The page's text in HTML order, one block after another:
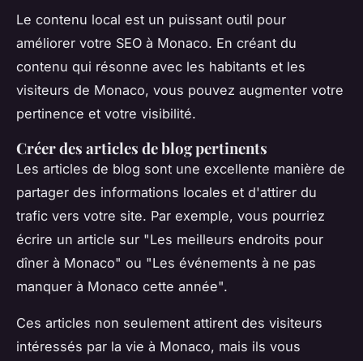
Le contenu local est un puissant outil pour
améliorer votre SEO à Monaco. En créant du
contenu qui résonne avec les habitants et les
visiteurs de Monaco, vous pouvez augmenter votre
pertinence et votre visibilité.
Créer des articles de blog pertinents
Les articles de blog sont une excellente manière de
partager des informations locales et d'attirer du
trafic vers votre site. Par exemple, vous pourriez
écrire un article sur "Les meilleurs endroits pour
dîner à Monaco" ou "Les événements à ne pas
manquer à Monaco cette année".
Ces articles non seulement attirent des visiteurs
intéressés par la vie à Monaco, mais ils vous